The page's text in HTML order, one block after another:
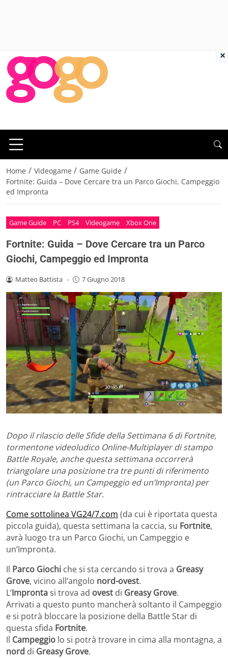
Home / Videogame / Game Guide /
Fortnite: Guida – Dove Cercare tra un Parco Giochi, Campeggio
ed Impronta
Game Guide PC PS4 Videogame Xbox One
Fortnite: Guida – Dove Cercare tra un Parco
Giochi, Campeggio ed Impronta
Matteo Battista - 7 Giugno 2018
Dopo il rilascio delle Sfide della Settimana 6 di Fortnite,
tormentone videoludico Online-Multiplayer di stampo
Battle Royale, anche questa settimana occorrerà
triangolare una posizione tra tre punti di riferimento
(un Parco Giochi, un Campeggio ed un’Impronta) per
rintracciare la Battle Star.
Come sottolinea VG24/7.com (da cui è riportata questa
piccola guida), questa settimana la caccia, su Fortnite,
avrà luogo tra un Parco Giochi, un Campeggio e
un’Impronta.
Il Parco Giochi che si sta cercando si trova a Greasy
Grove, vicino all’angolo nord-ovest.
L’Improntasi trova ad ovest di Greasy Grove.
Arrivati a questo punto mancherà soltanto il Campeggio
e si potrà bloccare la posizione della Battle Star di
questa sfida Fortnite.
Il Campeggio lo si potrà trovare in cima alla montagna, a
nord di Greasy Grove.
×